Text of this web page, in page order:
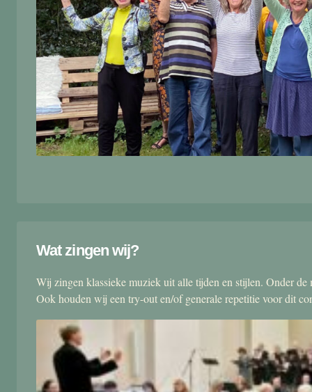
Wat zingen wij?
Wij zingen klassieke muziek uit alle tijden en stijlen. Onder
Ook houden wij een try-out en/of generale repetitie voor dit